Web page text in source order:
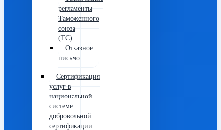
регламенты
Таможенного
союза
(ТС)
Отказное
письмо
Сертификация
услуг в
национальной
системе
добровольной
сертификации